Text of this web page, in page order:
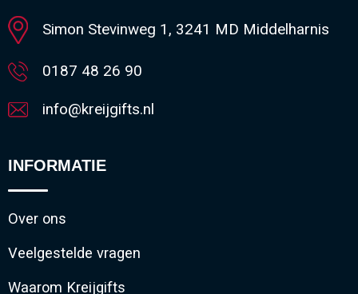
Simon Stevinweg 1, 3241 MD Middelharnis
0187 48 26 90
info@kreijgifts.nl
INFORMATIE
Over ons
Veelgestelde vragen
Waarom Kreijgifts